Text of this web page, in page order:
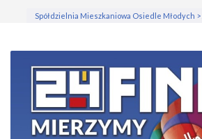
Spółdzielnia Mieszkaniowa Osiedle Młodych >